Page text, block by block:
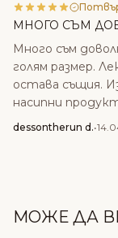
МНОГО СЪМ
Много съм
голям размер.
остава същия.
насипни
dessontherun d.•
МОЖЕ ДА